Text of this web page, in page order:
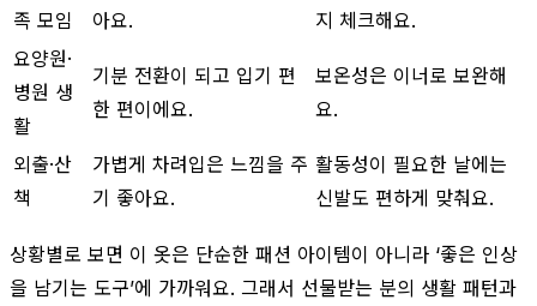
족 모임
아요.
지 체크해요.
요양원·
병원 생
활
기분 전환이 되고 입기 편
한 편이에요.
보온성은 이너로 보완해
요.
외출·산
책
가볍게 차려입은 느낌을 주
기 좋아요.
활동성이 필요한 날에는
신발도 편하게 맞춰요.
상황별로 보면 이 옷은 단순한 패션 아이템이 아니라 ‘좋은 인상
을 남기는 도구’에 가까워요. 그래서 선물받는 분의 생활 패턴과